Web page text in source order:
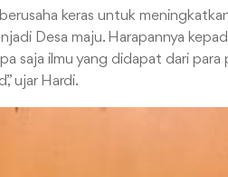
keras untuk
Desa maju. Harapannya
saja ilmu yang didapat dari
ujar Hardi.